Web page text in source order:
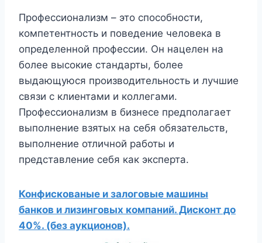
Профессионализм – это способности,
компетентность и поведение человека в
определенной профессии. Он нацелен на
более высокие стандарты, более
выдающуюся производительность и лучшие
связи с клиентами и коллегами.
Профессионализм в бизнесе предполагает
выполнение взятых на себя обязательств,
выполнение отличной работы и
представление себя как эксперта.
Конфискованые и залоговые машины
банков и лизинговых компаний. Дисконт до
40%. (без аукционов).